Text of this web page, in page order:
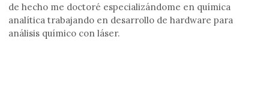
de hecho me doctoré especializándome en química
analítica trabajando en desarrollo de hardware para
análisis químico con láser.